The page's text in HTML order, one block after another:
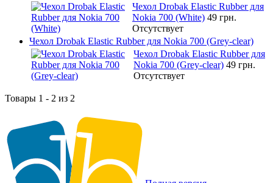
Чехол Drobak Elastic Rubber для
Nokia 700 (White) 49 грн.
Отсутствует
Чехол Drobak Elastic Rubber для Nokia 700 (Grey-clear)
Чехол Drobak Elastic Rubber для
Nokia 700 (Grey-clear) 49 грн.
Отсутствует
Товары 1 - 2 из 2